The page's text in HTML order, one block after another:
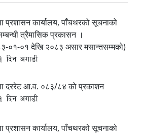
प्रशासन कार्यालय, पाँचथरको सूचनाको
त्रैमासिक प्रकासन ।
०१-०१ देखि २०८३ असार मसान्तसम्मको)
दिन अगाडी
दररेट आ.व. ०८३/८४ को प्रकाशन
दिन अगाडी
प्रशासन कार्यालय, पाँचथरको सूचनाको